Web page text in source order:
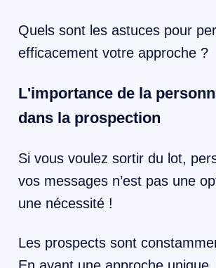
Quels sont les astuces pour
efficacement votre approche ?
L'importance de la
dans la prospection
Si vous voulez sortir du lot,
vos messages n’est pas une
une nécessité !
Les prospects sont